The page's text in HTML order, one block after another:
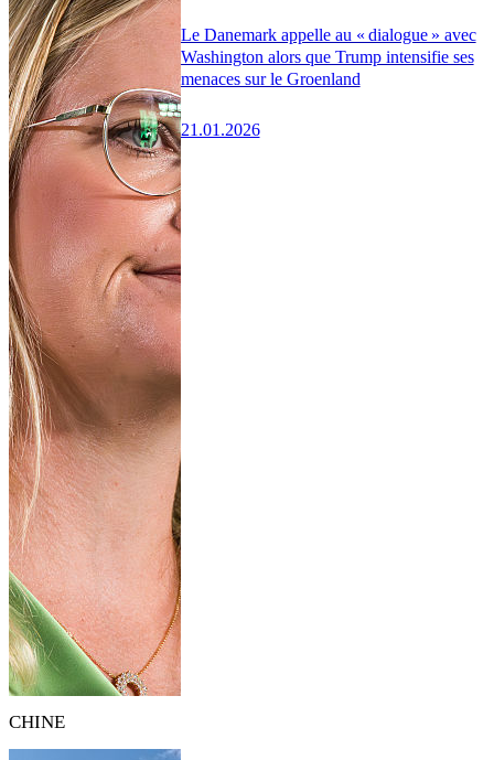
Le Danemark appelle au « dialogue » avec
Washington alors que Trump intensifie ses
menaces sur le Groenland
21.01.2026
CHINE